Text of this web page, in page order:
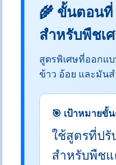
🌾 ขั้นตอนที่
สำหรับพืชเ
สูตรพิเศษที่ออกแ
ข้าว อ้อย และมัน
🎯 เป้าหมายขั้
ใช้สูตรที่ปรั
สำหรับพืช